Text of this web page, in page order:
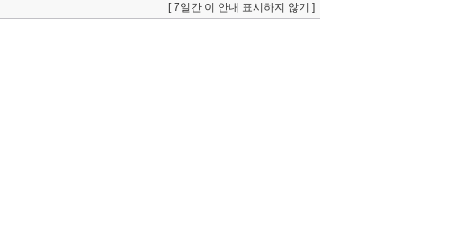
[ 7일간 이 안내 표시하지 않기 ]